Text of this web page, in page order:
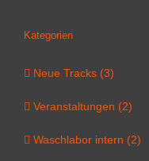
Kategorien
Neue Tracks (3)
Veranstaltungen (2)
Waschlabor intern (2)